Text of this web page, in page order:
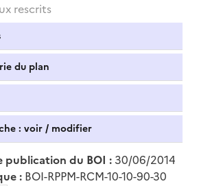
rescrits
du plan
: voir / modifier
publication du BOI : 30/06/2014
: BOI-RPPM-RCM-10-10-90-30